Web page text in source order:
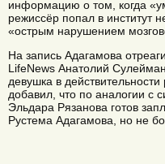
информацию о том, когда
режиссёр попал в институт
«острым нарушением
На запись Адагамова
LifeNews Анатолий
девушка в
добавил, что по аналогии с
Эльдара Рязанова готов
Рустема Адагамова, но не